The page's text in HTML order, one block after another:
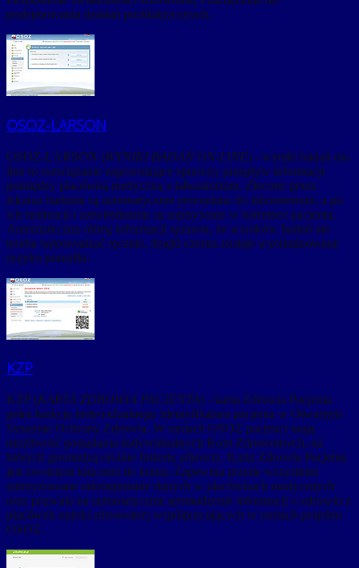
podejmowania działań profilaktycznych.
OSOZ-LARSON
OSOZ-LARSON (WYNIKI BADAŃ ON-LINE) - wyniki badań on-
line to rozwiązanie zapewniające sprawny przepływ informacji
pomiędzy placówką medyczną a laboratorium. Zlecone przez
lekarza badania są automatycznie przesyłane do laboratorium, a po
ich realizacji i zatwierdzeniu są zapisywane w kartotece pacjenta.
Automatyczny obieg informacji sprawia, że wyników badań nie
trzeba wprowadzać ręcznie, dzięki czemu zostaje wyeliminowane
ryzyko pomyłki.
KZP
KZP (KARTA ZDROWIA PACJENTA) - karta Zdrowia Pacjenta
pełni funkcję indywidualnego identyfikatora pacjenta w Otwartym
Systemie Ochrony Zdrowia. W ramach OSOZ pacjenci mają
możliwość posiadania Indywidualnych Kont Zdrowotnych, na
których gromadzą on-line historię zdrowia. Karta Zdrowia Pacjenta
jest swoistym kluczem do konta. Zapewnia przede wszystkim
autoryzowane udostępnianie danych w placówkach medycznych
oraz pozwala na automatycznie gromadzenie informacji o zdrowiu z
placówek opieki zdrowotnej współpracujących w ramach projektu
OSOZ.